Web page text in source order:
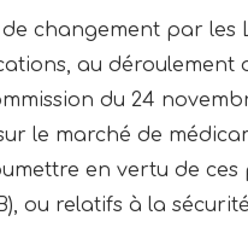
changement par les
au déroulement
du 24
le marché de
en vertu de
ou relatifs à la